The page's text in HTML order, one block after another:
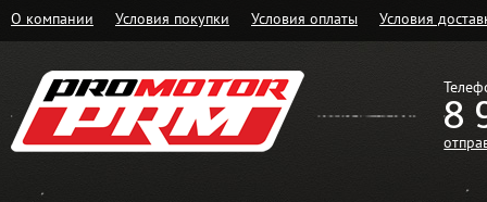
О компании Условия покупки Условия оплаты Условия
8